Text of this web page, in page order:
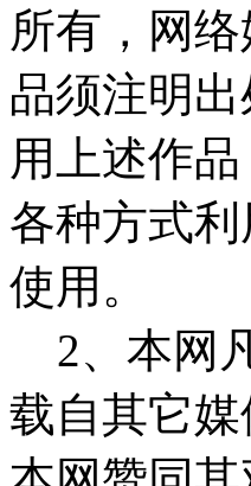
所有，网
品须注明
用上述作
各种方式
使用。
2、本网
载自其它